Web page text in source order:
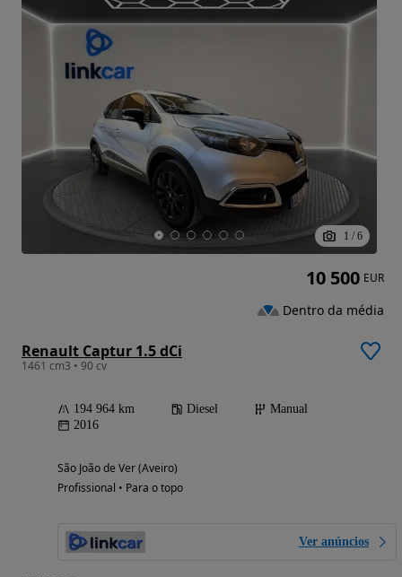
1 / 6
Renault Captur 1.5 dCi
1461 cm3 • 90 cv
194 964 km Diesel
Manual
2016
São João de Ver (Aveiro)
Profissional • Para o topo
Ver anúncios
10 500 EUR
Dentro da média